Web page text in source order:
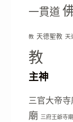
一貫道
教 天德聖教 天
教
主神
三官大帝寺
廟 三府王爺寺廟